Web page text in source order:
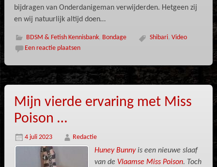
bijdragen van Onderdanigeman verwijderden. Hetgeen zij
en wij natuurlijk altijd doen…
BDSM & Fetish Kennisbank, Bondage Shibari, Video
Een reactie plaatsen
Mijn vierde ervaring met Miss
Poison …
4 juli 2023 Redactie
Huney Bunnyis een nieuwe slaaf
van de Vlaamse Miss Poison. Toch